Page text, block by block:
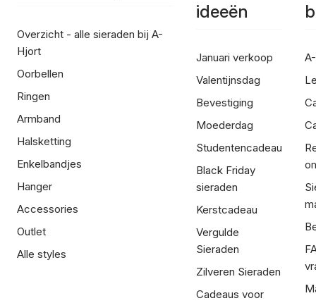
Overzicht - alle sieraden bij A-
Hjort
Oorbellen
Ringen
Armband
Halsketting
Enkelbandjes
Hanger
Accessories
Outlet
Alle styles
ideeën
Januari verkoop
Valentijnsdag
Bevestiging
Moederdag
Studentencadeau
Black Friday
sieraden
Kerstcadeau
Vergulde
Sieraden
Zilveren Sieraden
Cadeaus voor